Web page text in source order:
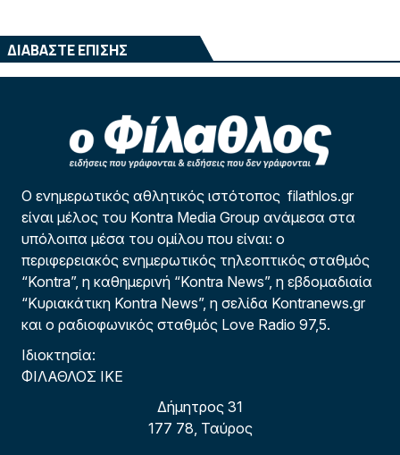
ΔΙΑΒΑΣΤΕ ΕΠΙΣΗΣ
Ο ενημερωτικός αθλητικός ιστότοπος filathlos.gr
είναι μέλος του Kontra Media Group ανάμεσα στα
υπόλοιπα μέσα του ομίλου που είναι: ο
περιφερειακός ενημερωτικός τηλεοπτικός σταθμός
“Kontra”, η καθημερινή “Kontra News”, η εβδομαδιαία
“Κυριακάτικη Kontra News”, η σελίδα Kontranews.gr
και ο ραδιοφωνικός σταθμός Love Radio 97,5.
Ιδιοκτησία:
ΦΙΛΑΘΛΟΣ ΙΚΕ
Δήμητρος 31
177 78, Ταύρος